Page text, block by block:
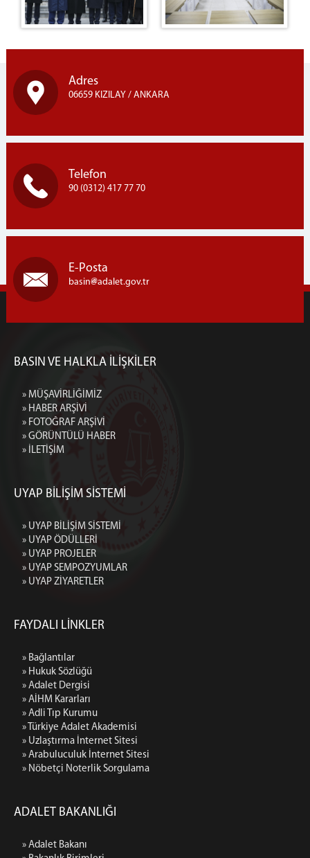
Adres
06659 KIZILAY / ANKARA
Telefon
90 (0312) 417 77 70
E-Posta
basin adalet.gov.tr
BASIN VE HALKLA İLİŞKİLER
» MÜŞAVİRLİĞİMİZ
» HABER ARŞİVİ
» FOTOĞRAF ARŞİVİ
» GÖRÜNTÜLÜ HABER
» İLETİŞİM
UYAP BİLİŞİM SİSTEMİ
» UYAP BİLİŞİM SİSTEMİ
» UYAP ÖDÜLLERİ
» UYAP PROJELER
» UYAP SEMPOZYUMLAR
» UYAP ZİYARETLER
FAYDALI LİNKLER
» Bağlantılar
» Hukuk Sözlüğü
» Adalet Dergisi
» AİHM Kararları
» Adli Tıp Kurumu
» Türkiye Adalet Akademisi
» Uzlaştırma İnternet Sitesi
» Arabuluculuk İnternet Sitesi
» Nöbetçi Noterlik Sorgulama
ADALET BAKANLIĞI
» Adalet Bakanı